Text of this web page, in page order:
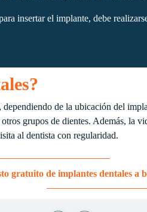
insertar el implante, debe
de la ubicación del
grupos de dientes. Además, la
al dentista con regularidad.
gratuito de implantes dentales a